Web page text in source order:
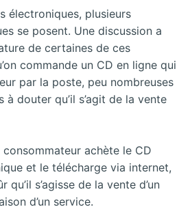
électroniques, plusieurs
se posent. Une discussion a
de certaines de ces
commande un CD en ligne qui
par la poste, peu nombreuses
à douter qu’il s’agit de la vente
achète le CD
et le télécharge via internet,
s’agisse de la vente d’un
d’un service.